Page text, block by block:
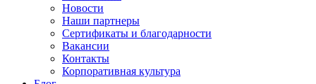
Новости
Наши партнеры
Сертификаты и благодарности
Вакансии
Контакты
Корпоративная культура